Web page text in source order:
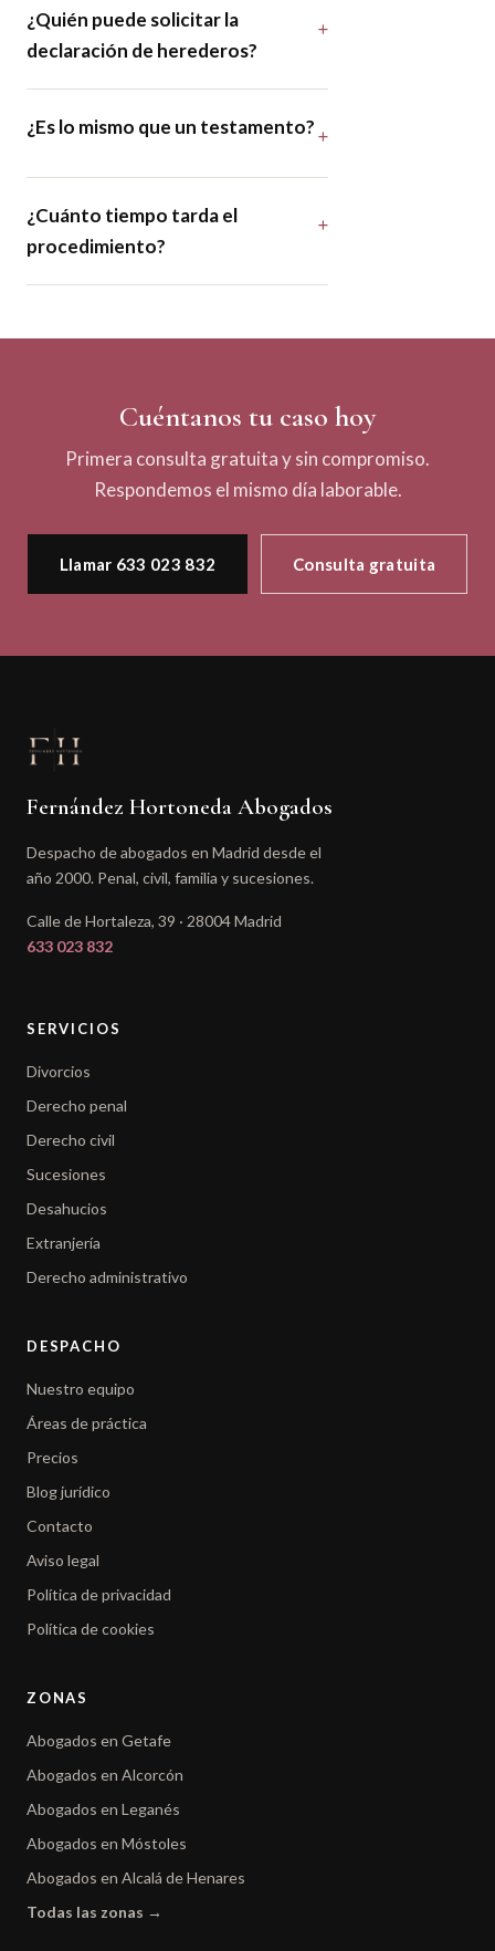
¿Quién puede solicitar la
declaración de herederos?
¿Es lo mismo que un testamento?
¿Cuánto tiempo tarda el
procedimiento?
Cuéntanos tu caso hoy
Primera consulta gratuita y sin compromiso.
Respondemos el mismo día laborable.
Llamar 633 023 832 Consulta gratuita
Fernández Hortoneda Abogados
Despacho de abogados en Madrid desde el
año 2000. Penal, civil, familia y sucesiones.
Calle de Hortaleza, 39 · 28004 Madrid
633 023 832
SERVICIOS
Divorcios
Derecho penal
Derecho civil
Sucesiones
Desahucios
Extranjería
Derecho administrativo
DESPACHO
Nuestro equipo
Áreas de práctica
Precios
Blog jurídico
Contacto
Aviso legal
Política de privacidad
Política de cookies
ZONAS
Abogados en Getafe
Abogados en Alcorcón
Abogados en Leganés
Abogados en Móstoles
Abogados en Alcalá de Henares
Todas las zonas →